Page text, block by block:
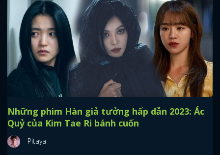
Những phim Hàn giả tưởng hấp dẫn 2023: Ác
Quỷ của Kim Tae Ri bánh cuốn
Pitaya